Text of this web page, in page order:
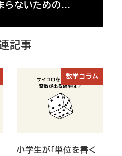
らないための…
記事
数学コラム
小学生が「単位を書く